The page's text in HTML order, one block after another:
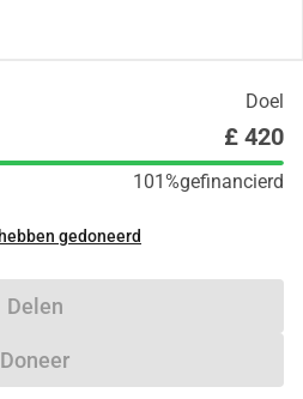
Doel
£ 420
101%gefinancierd
gedoneerd
Delen
Doneer